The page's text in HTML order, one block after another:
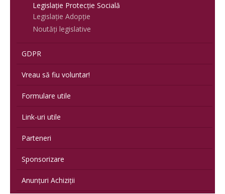
Legislație Protecție Socială
Legislație Adopție
Noutăți legislative
GDPR
Vreau să fiu voluntar!
Formulare utile
Link-uri utile
Parteneri
Sponsorizare
Anunțuri Achiziții